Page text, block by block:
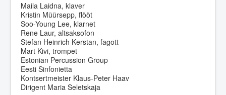
Maila Laidna, klaver
Kristin Müürsepp, flööt
Soo-Young Lee, klarnet
Rene Laur, altsaksofon
Stefan Heinrich Kerstan, fagott
Mart Kivi, trompet
Estonian Percussion Group
Eesti Sinfonietta
Kontsertmeister Klaus-Peter Haav
Dirigent Maria Seletskaja